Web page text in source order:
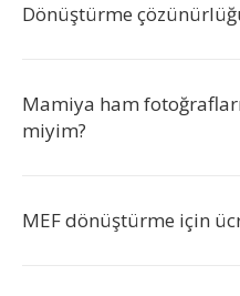
Dönüştürme
Mamiya ham
miyim?
MEF dönüştürme için